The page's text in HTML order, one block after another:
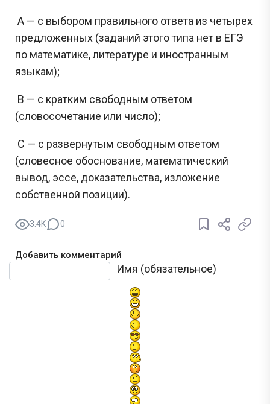
А — с выбором правильного ответа из четырех
предложенных (заданий этого типа нет в ЕГЭ
по математике, литературе и иностранным
языкам);
В — с кратким свободным ответом
(словосочетание или число);
С — с развернутым свободным ответом
(словесное обоснование, математический
вывод, эссе, доказательства, изложение
собственной позиции).
3.4K 0
Добавить комментарий
Имя (обязательное)